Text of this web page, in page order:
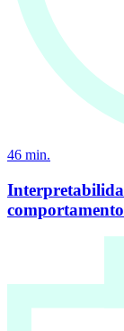
46 min.